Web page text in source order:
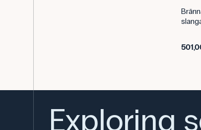
Exploring